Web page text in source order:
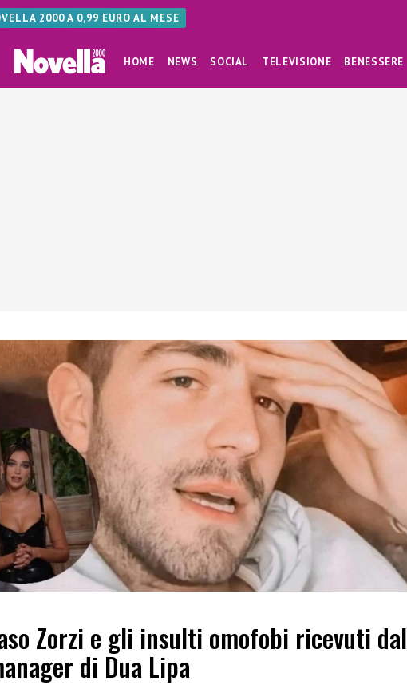
2000 A 0,99 EURO AL MESE
HOME NEWS SOCIAL TELEVISIONE BENESSERE
Zorzi e gli insulti omofobi ricevuti dal
di Dua Lipa